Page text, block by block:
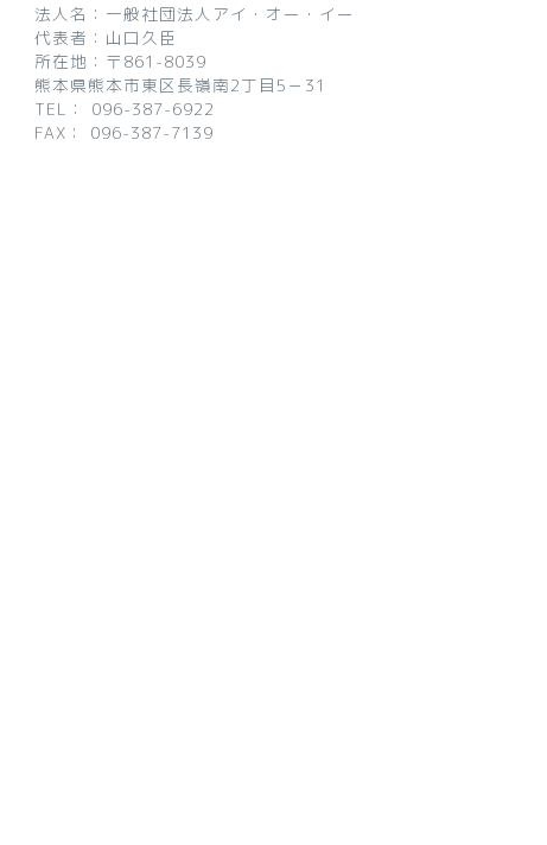
法人名：一般社団法人アイ・オー・イー
代表者：山口久臣
所在地：〒861-8039
熊本県熊本市東区長嶺南2丁目5－31
TEL： 096-387-6922
FAX： 096-387-7139